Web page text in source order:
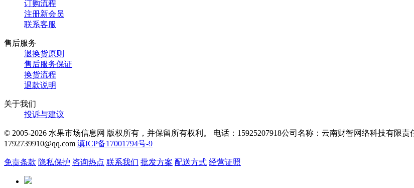
订购流程
注册新会员
联系客服
售后服务
退换货原则
售后服务保证
换货流程
退款说明
关于我们
投诉与建议
© 2005-2026 水果市场信息网 版权所有，并保留所有权利。 电话：15925207918公司名称：云南财智网络科技有限责
1792739910@qq.com 滇ICP备17001794号-9
免责条款 隐私保护 咨询热点 联系我们 批发方案 配送方式 经营证照